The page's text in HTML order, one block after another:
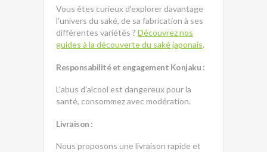
Vous êtes curieux d'explorer davantage
l'univers du saké, de sa fabrication à ses
différentes variétés ? Découvrez nos
guides à la découverte du saké japonais.
Responsabilité et engagement Konjaku :
L'abus d'alcool est dangereux pour la
santé, consommez avec modération.
Livraison :
Nous proposons une livraison rapide et